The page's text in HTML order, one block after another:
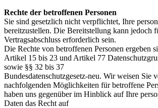
Rechte der betroffenen Personen
Sie sind gesetzlich nicht verpflichtet, Ihre
bereitzustellen. Die Bereitstellung kann jedoch
Vertragsabschluss erforderlich sein.
Die Rechte von betroffenen Personen ergeben
Artikel 15 bis 23 und Artikel 77
sowie §§ 32 bis 37
Bundesdatenschutzgesetz-neu. Wir weisen Sie
nachfolgenden Möglichkeiten für betroffene
haben uns gegenüber im Hinblick auf Ihre
Daten das Recht auf